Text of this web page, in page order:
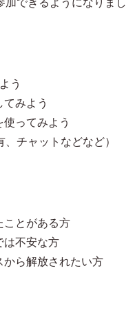
加できるようになりまし
う
みよう
ってみよう
、チャットなどなど）
ことがある方
は不安な方
ら解放されたい方